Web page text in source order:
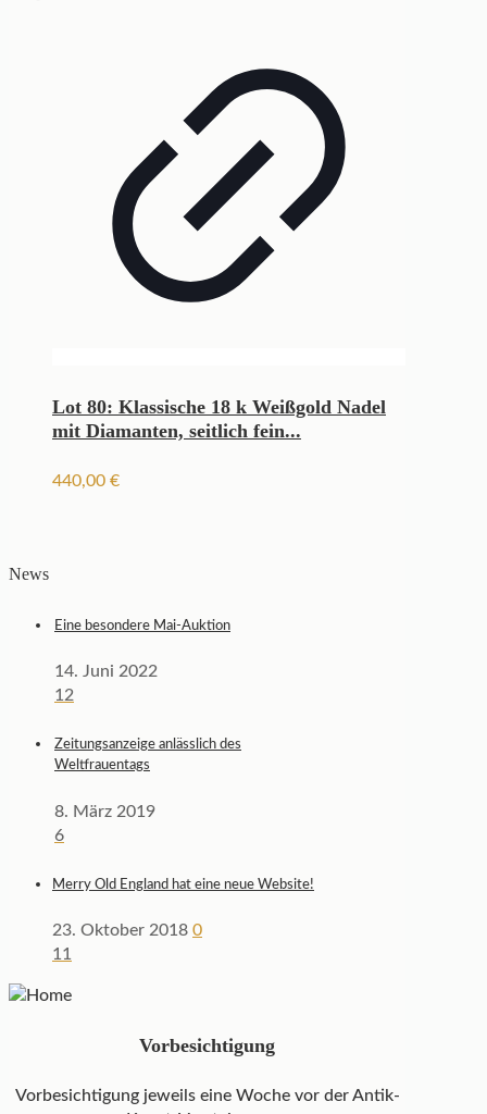
Lot 80: Klassische 18 k Weißgold Nadel
mit Diamanten, seitlich fein...
440,00 €
News
Eine besondere Mai-Auktion
14. Juni 2022
12
Zeitungsanzeige anlässlich des
Weltfrauentags
8. März 2019
6
Merry Old England hat eine neue Website!
23. Oktober 2018 0
11
Vorbesichtigung
Vorbesichtigung jeweils eine Woche vor der Antik-